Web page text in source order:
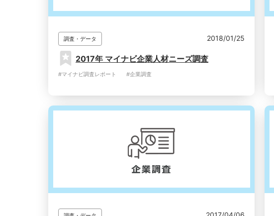
調査・データ 2018/01/25
2017年 マイナビ企業人材ニーズ調査
#マイナビ調査レポート #企業調査